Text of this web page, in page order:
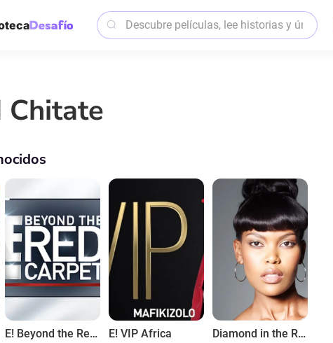
Chitate
E! Beyond the Red Carpet E! VIP Africa Diamond in the Ruff